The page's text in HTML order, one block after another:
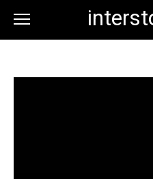
контенту